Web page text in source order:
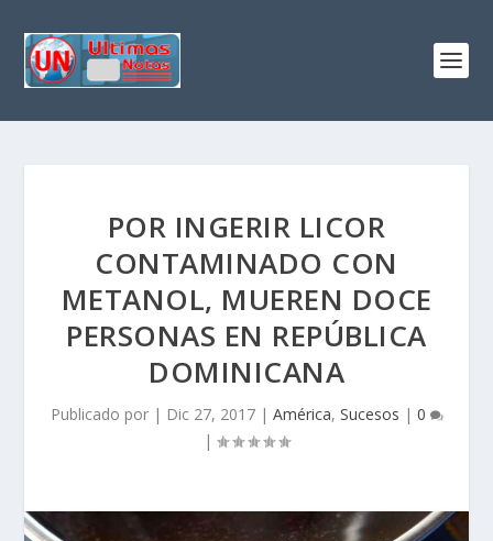
POR INGERIR LICOR
CONTAMINADO CON
METANOL, MUEREN DOCE
PERSONAS EN REPÚBLICA
DOMINICANA
Publicado por | Dic 27, 2017| América, Sucesos | 0
|